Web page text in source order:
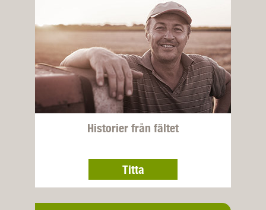
Historier från fältet
Titta